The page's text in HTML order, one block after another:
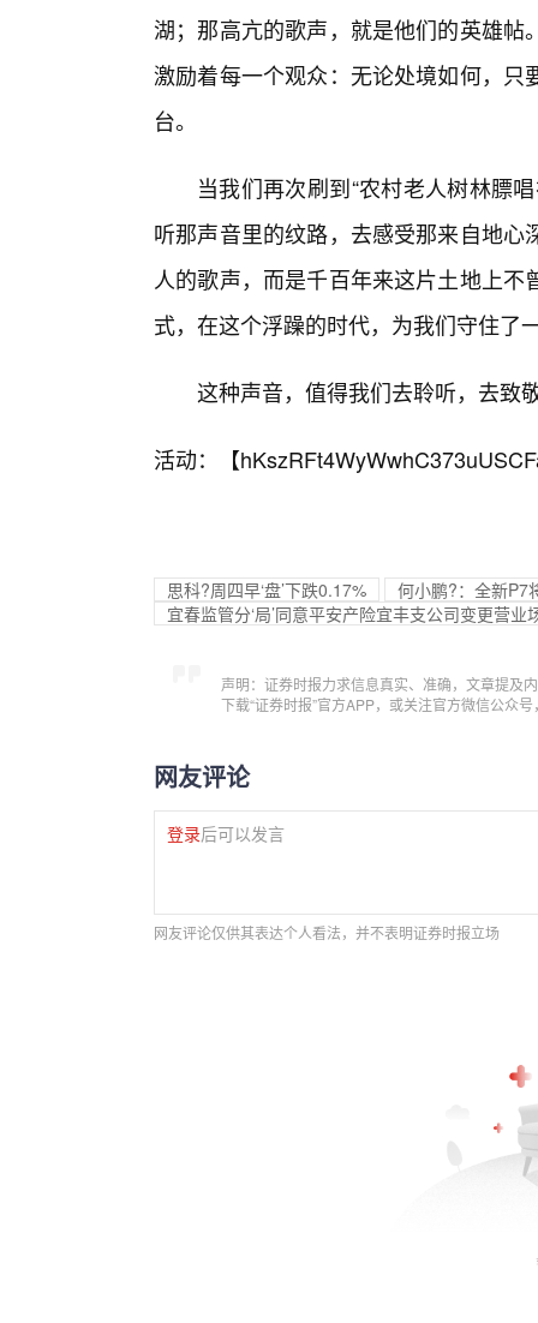
湖；那高亢的歌声，就是他们的英雄
激励着每一个观众：无论处境如何，
台。
当我们再次刷到“农村老人树林膘
听那声音里的纹路，去感受那来自地
人的歌声，而是千百年来这片土地上
式，在这个浮躁的时代，为我们守住了
这种声音，值得我们去聆听，去致
活动：【
思科?周四早‘盘’下跌0.17%
何小鹏?：全新P7
宜春监管分‘局’同意平安产险宜丰支公司变更营业
声明：证券时报力求信息真实、准确，文章提及
下载“证券时报”官方APP，或关注官方微信公众
网友评论
登录后可以发言
网友评论仅供其表达个人看法，并不表明证券时报立场